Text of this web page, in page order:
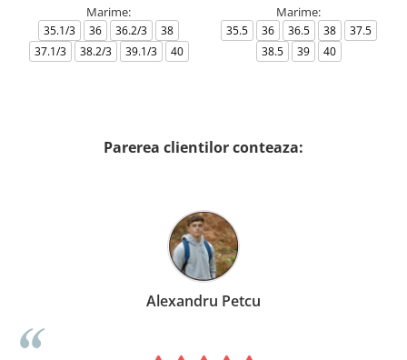
Marime:
35.1/3 36 36.2/3
38
37.1/3
38.2/3 39.1/3 40
Marime:
35.5 36 36.5 38
37.5
38.5
39 40
Parerea clientilor conteaza:
Alexandru Petcu